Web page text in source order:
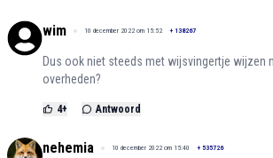
wim 10 december 2022 om 15:52 + 138267
Dus ook niet steeds met wijsvingertje wijzen
overheden?
4+ Antwoord
nehemia 10 december 2022 om 15:40 + 535726